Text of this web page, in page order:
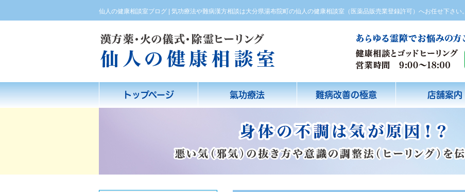
仙人の健康相談室ブログ | 気功療法や難病漢方相談は大分県湯布院町の仙人の健康相談室（医薬品販売業登録許可）へお任せ下さい。
トップページ 氣功療法 難病改善の極意 店舗案内